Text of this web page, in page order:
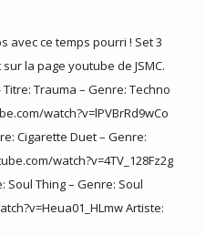
avec ce temps pourri ! Set 3
la page youtube de JSMC.
Titre: Trauma – Genre: Techno
watch?v=lPVBrRd9wCo
Cigarette Duet – Genre:
watch?v=4TV_128Fz2g
Soul Thing – Genre: Soul
Artiste: